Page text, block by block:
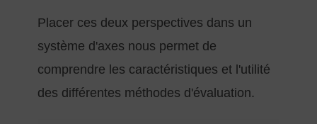
Placer ces deux perspectives dans un
système d'axes nous permet de
comprendre les caractéristiques et l'utilité
des différentes méthodes d'évaluation.